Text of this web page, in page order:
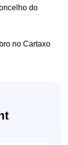
do
no Cartaxo